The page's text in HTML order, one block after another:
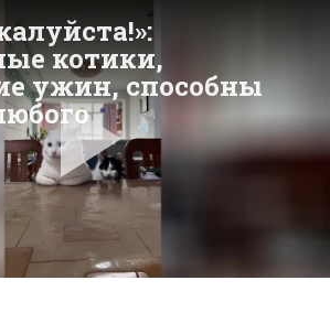
котики,
ужин, способны